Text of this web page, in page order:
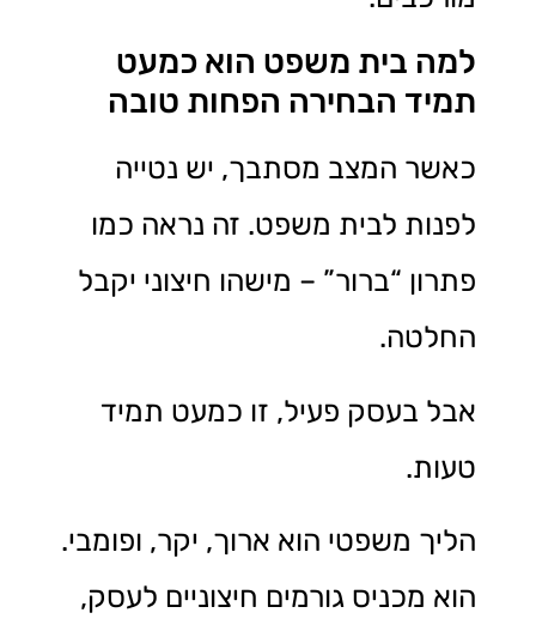
למה בית משפט הוא כמעט
תמיד הבחירה הפחות טובה
כאשר המצב מסתבך, יש נטייה
לפנות לבית משפט. זה נראה כמו
פתרון “ברור” – מישהו חיצוני יקבל
החלטה.
אבל בעסק פעיל, זו כמעט תמיד
טעות.
הליך משפטי הוא ארוך, יקר, ופומבי.
הוא מכניס גורמים חיצוניים לעסק,